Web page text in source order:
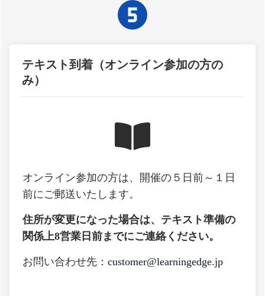
テキスト到着（オンライン参加の方の
み）
オンライン参加の方は、開催の５日前～１日
前にご郵送いたします。
住所が変更になった場合は、テキスト準備の
関係上8営業日前までにご連絡ください。
お問い合わせ先： customer@learningedge.jp